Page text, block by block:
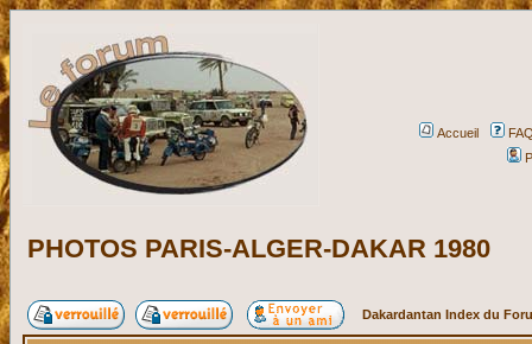
Accueil
PHOTOS PARIS-ALGER-DAKAR 1980
Dakardantan Index du